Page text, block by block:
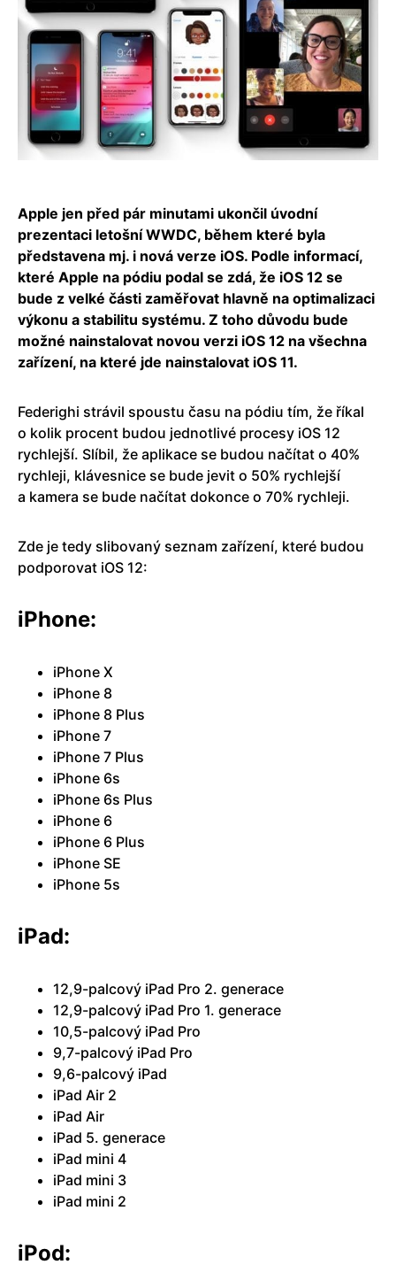
Apple jen před pár minutami ukončil úvodní
prezentaci letošní WWDC, během které byla
představena mj. i nová verze iOS. Podle informací,
které Apple na pódiu podal se zdá, že iOS 12 se
bude z velké části zaměřovat hlavně na optimalizaci
výkonu a stabilitu systému. Z toho důvodu bude
možné nainstalovat novou verzi iOS 12 na všechna
zařízení, na které jde nainstalovat iOS 11.
Federighi strávil spoustu času na pódiu tím, že říkal
o kolik procent budou jednotlivé procesy iOS 12
rychlejší. Slíbil, že aplikace se budou načítat o 40%
rychleji, klávesnice se bude jevit o 50% rychlejší
a kamera se bude načítat dokonce o 70% rychleji.
Zde je tedy slibovaný seznam zařízení, které budou
podporovat iOS 12:
iPhone:
iPhone X
iPhone 8
iPhone 8 Plus
iPhone 7
iPhone 7 Plus
iPhone 6s
iPhone 6s Plus
iPhone 6
iPhone 6 Plus
iPhone SE
iPhone 5s
iPad:
12,9-palcový iPad Pro 2. generace
12,9-palcový iPad Pro 1. generace
10,5-palcový iPad Pro
9,7-palcový iPad Pro
9,6-palcový iPad
iPad Air 2
iPad Air
iPad 5. generace
iPad mini 4
iPad mini 3
iPad mini 2
iPod: